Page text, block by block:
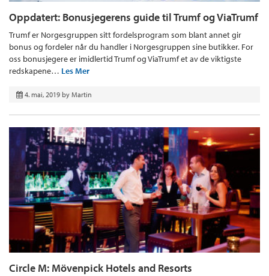
Oppdatert: Bonusjegerens guide til Trumf og ViaTrumf
Trumf er Norgesgruppen sitt fordelsprogram som blant annet gir
bonus og fordeler når du handler i Norgesgruppen sine butikker. For
oss bonusjegere er imidlertid Trumf og ViaTrumf et av de viktigste
redskapene… Les Mer
4. mai, 2019 by Martin
Circle M: Mövenpick Hotels and Resorts